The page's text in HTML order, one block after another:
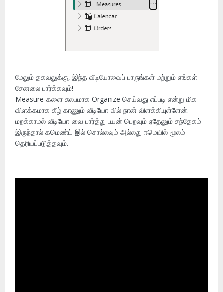
மேலும் தகவலுக்கு, இந்த வீடியோவைப் பாருங்கள் மற்றும் எங்கள்
சேனலை பார்க்கவும்!
Measure-களை சுலபமாக Organize செய்வது எப்படி என்று மிக
விளக்கமாக கீழ் காணும் வீடியோ-வில் நான் விளக்கியுள்ளேன்.
மறக்காமல் வீடியோ-வை பார்த்து பயன் பெறவும் ஏதேனும் சந்தேகம்
இருந்தால் கமெண்ட்-இல் சொல்லவும் அல்லது ஈமெயில் மூலம்
தெரியப்படுத்தவும்.